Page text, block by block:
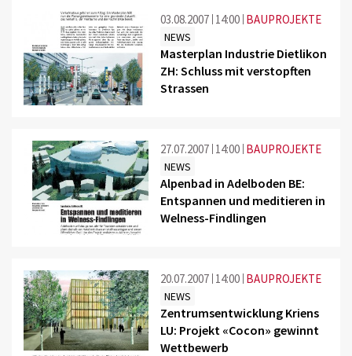
03.08.2007 14:00 BAUPROJEKTE
NEWS
Masterplan Industrie Dietlikon
ZH: Schluss mit verstopften
Strassen
27.07.2007 14:00 BAUPROJEKTE
NEWS
Alpenbad in Adelboden BE:
Entspannen und meditieren in
Welness-Findlingen
20.07.2007 14:00 BAUPROJEKTE
NEWS
Zentrumsentwicklung Kriens
LU: Projekt «Cocon» gewinnt
Wettbewerb